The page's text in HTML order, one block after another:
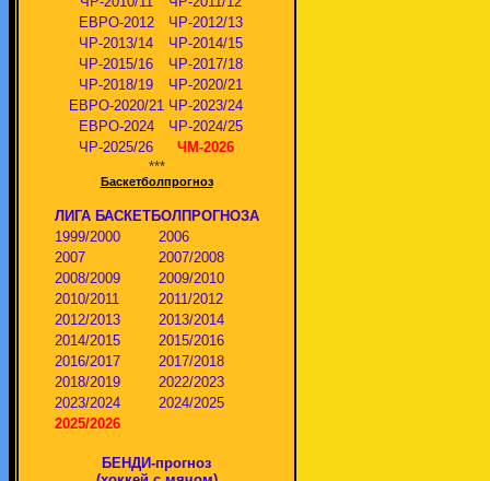
ЕВРО-2012
ЧР-2012/13
ЧР-2013/14
ЧР-2014/15
ЧР-2015/16
ЧР-2017/18
ЧР-2018/19
ЧР-2020/21
ЕВРО-2020/21 ЧР-2023/24
ЕВРО-2024
ЧР-2024/25
ЧР-2025/26
ЧМ-2026
***
Баскетболпрогноз
ЛИГА БАСКЕТБОЛПРОГНОЗА
1999/2000
2006
2007
2007/2008
2008/2009
2009/2010
2010/2011
2011/2012
2012/2013
2013/2014
2014/2015
2015/2016
2016/2017
2017/2018
2018/2019
2022/2023
2023/2024
2024/2025
2025/2026
БЕНДИ-прогноз